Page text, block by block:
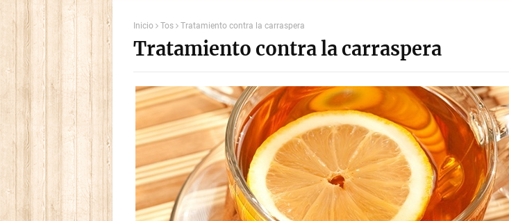
Inicio Tos Tratamiento contra la carraspera
Tratamiento contra la carraspera